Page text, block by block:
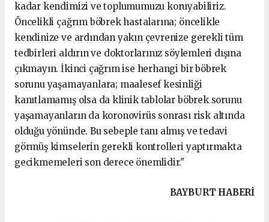
kadar kendimizi ve toplumumuzu koruyabiliriz.
Öncelikli çağrım böbrek hastalarına; öncelikle
kendinize ve ardından yakın çevrenize gerekli tüm
tedbirleri aldırın ve doktorlarınız söylemleri dışına
çıkmayın. İkinci çağrım ise herhangi bir böbrek
sorunu yaşamayanlara; maalesef kesinliği
kanıtlamamış olsa da klinik tablolar böbrek sorunu
yaşamayanların da koronovirüs sonrası risk altında
olduğu yönünde. Bu sebeple tanı almış ve tedavi
görmüş kimselerin gerekli kontrolleri yaptırmakta
gecikmemeleri son derece önemlidir."
BAYBURT HABERİ